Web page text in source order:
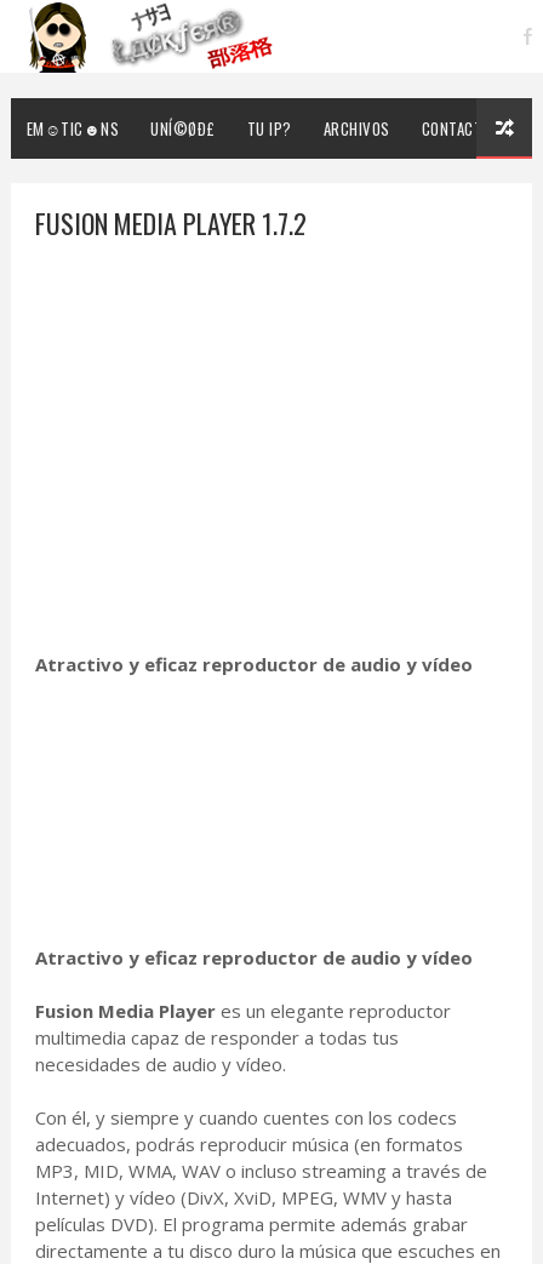
EM☺TIC☻NS UNÍ©ØÐ£ TU IP? ARCHIVOS CONTACTO
FUSION MEDIA PLAYER 1.7.2
Atractivo y eficaz reproductor de audio y vídeo
Atractivo y eficaz reproductor de audio y vídeo
Fusion Media Playeres un elegante reproductor
multimedia capaz de responder a todas tus
necesidades de audio y vídeo.
Con él, y siempre y cuando cuentes con los codecs
adecuados, podrás reproducir música (en formatos
MP3, MID, WMA, WAV o incluso streaming a través de
Internet) y vídeo (DivX, XviD, MPEG, WMV y hasta
películas DVD). El programa permite además grabar
directamente a tu disco duro la música que escuches en